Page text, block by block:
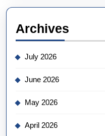
Archives
July 2026
June 2026
May 2026
April 2026